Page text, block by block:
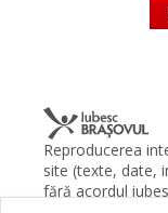
Reproducerea
site (texte, date,
fără acordul